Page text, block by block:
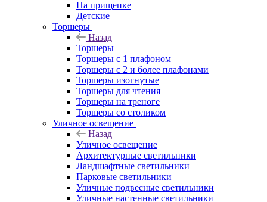
На прищепке
Детские
Торшеры
Назад
Торшеры
Торшеры с 1 плафоном
Торшеры с 2 и более плафонами
Торшеры изогнутые
Торшеры для чтения
Торшеры на треноге
Торшеры со столиком
Уличное освещение
Назад
Уличное освещение
Архитектурные светильники
Ландшафтные светильники
Парковые светильники
Уличные подвесные светильники
Уличные настенные светильники